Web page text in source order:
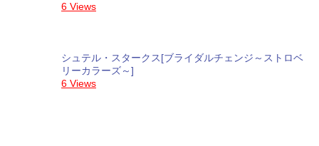
6 Views
シュテル・スタークス[ブライダルチェンジ～ストロベ
リーカラーズ～]
6 Views